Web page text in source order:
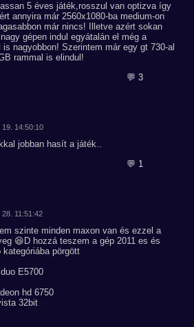
5 éves játék,rosszul van optizva így
annyira már 2560x1080-ba medium-on
már nincs! Illetve azért sokan
gépen indul egyátalán el még a
nagyobbon! Szerintem már egy gt 730-al
rammal is elindul!
💬 3
14:50:10
jobban hasít a játék..
💬 1
11:51:42
szinte minden maxon van és ezzel a
😆D hozzá teszem a gép 2011 es és
pörgött
E5700
hd 6750
32bit